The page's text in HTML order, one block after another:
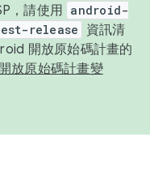
，請使用 android-
release
資訊清
開放原始碼計畫的
放原始碼計畫變